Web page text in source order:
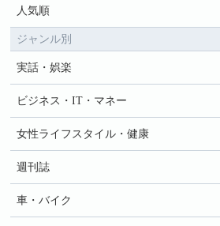
人気順
ジャンル別
実話・娯楽
ビジネス・IT・マネー
女性ライフスタイル・健康
週刊誌
車・バイク